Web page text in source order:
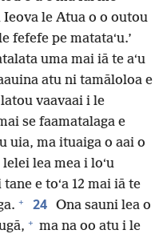
le Atua o o outou
fefefe pe matataʻu.’
uma mai iā te aʻu
atu ni tamāloloa e
vaavaai i le
se faamatalaga e
uia, ma ituaiga o aai o
lelei lea mea i loʻu
e toʻa 12 mai iā te
+ 24 Ona sauni lea o
+ ma na oo atu i le